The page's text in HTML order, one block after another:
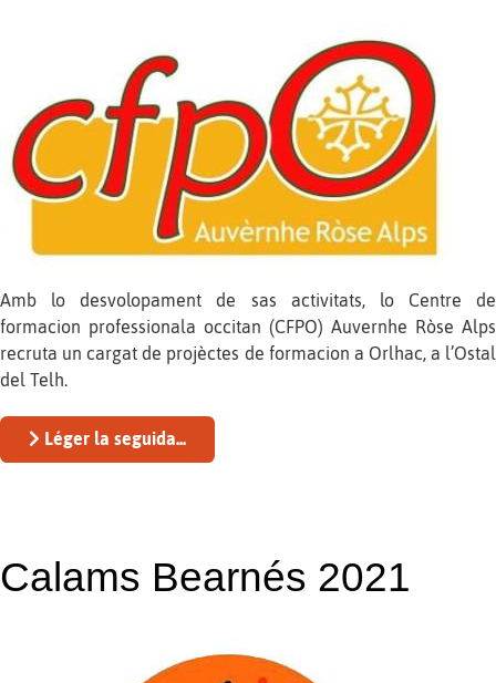
Amb lo desvolopament de sas activitats, lo Centre de
formacion professionala occitan (CFPO) Auvernhe Ròse Alps
recruta un cargat de projèctes de formacion a Orlhac, a l’Ostal
del Telh.
Léger la seguida...
Calams Bearnés 2021